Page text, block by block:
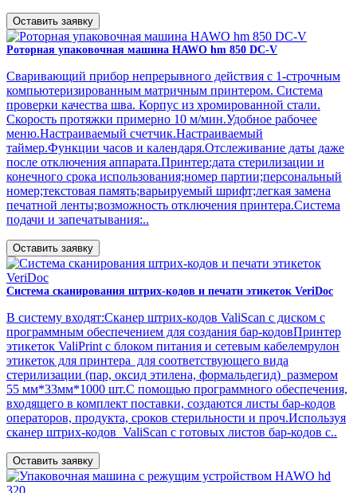
Оставить заявку
Роторная упаковочная машина HAWO hm 850 DC-V
Сваривающий прибор непрерывного действия с 1-строчным
компьютеризированным матричным принтером. Система
проверки качества шва. Корпус из хромированной стали.
Скорость протяжки примерно 10 м/мин.Удобное рабочее
меню.Настраиваемый счетчик.Настраиваемый
таймер.Функции часов и календаря.Отслеживание даты даже
после отключения аппарата.Принтер:дата стерилизации и
конечного срока использования;номер партии;персональный
номер;текстовая память;варьируемый шрифт;легкая замена
печатной ленты;возможность отключения принтера.Система
подачи и запечатывания:..
Оставить заявку
Система сканирования штрих-кодов и печати этикеток VeriDoc
В систему входят:Сканер штрих-кодов ValiScan с диском с
программным обеспечением для создания бар-кодовПринтер
этикеток ValiPrint с блоком питания и сетевым кабелемрулон
этикеток для принтера для соответствующего вида
стерилизации (пар, оксид этилена, формальдегид) размером
55 мм*33мм*1000 шт.С помощью программного обеспечения,
входящего в комплект поставки, создаются листы бар-кодов
операторов, продукта, сроков стерильности и проч.Используя
сканер штрих-кодов ValiScan с готовых листов бар-кодов с..
Оставить заявку